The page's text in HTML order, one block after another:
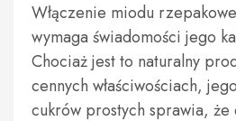
Włączenie miodu
wymaga świadomości jego
Chociaż jest to naturalny
cennych właściwościach,
cukrów prostych sprawia, że